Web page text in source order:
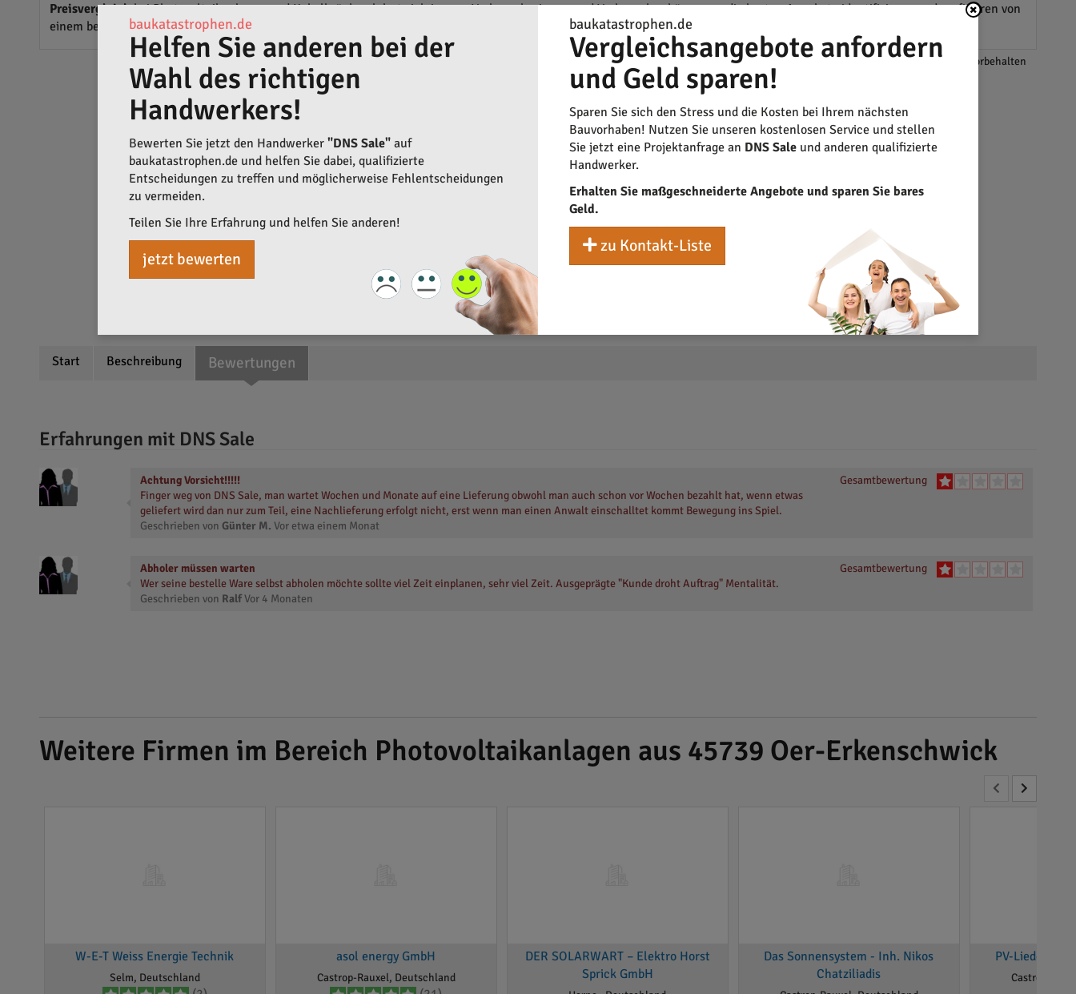
Preisvergleichbei Photovoltaikanlagen und Kabelbrücken lohnt sich immer. Verbraucherinnen und Verbraucher können so die besten Angebote identifizieren und profitieren von
einem besseren Preis-Leistungs-Verhältnis.
*Änderungen und Irrtümer vorbehalten
Start Beschreibung Bewertungen
Erfahrungen mit DNS Sale
Gesamtbewertung
Achtung Vorsicht!!!!!
Finger weg von DNS Sale, man wartet Wochen und Monate auf eine Lieferung obwohl man auch schon vor Wochen bezahlt hat, wenn etwas
geliefert wird dan nur zum Teil, eine Nachlieferung erfolgt nicht, erst wenn man einen Anwalt einschalltet kommt Bewegung ins Spiel.
Geschrieben von Günter M. Vor etwa einem Monat
Gesamtbewertung
Abholer müssen warten
Wer seine bestelle Ware selbst abholen möchte sollte viel Zeit einplanen, sehr viel Zeit. Ausgeprägte "Kunde droht Auftrag" Mentalität.
Geschrieben von RalfVor 4 Monaten
Weitere Firmen im Bereich Photovoltaikanlagen aus 45739 Oer-Erkenschwick
W-E-T Weiss Energie Technik
Selm, Deutschland
asol energy GmbH
Castrop-Rauxel, Deutschland
DER SOLARWART – Elektro Horst
Sprick GmbH
Das Sonnensystem - Inh. Nikos
Chatziliadis
PV-Lieder,
Castrop-
baukatastrophen.de
Helfen Sie anderen bei der
Wahl des richtigen
Handwerkers!
Bewerten Sie jetzt den Handwerker "DNS Sale" auf
baukatastrophen.de und helfen Sie dabei, qualifizierte
Entscheidungen zu treffen und möglicherweise Fehlentscheidungen
zu vermeiden.
Teilen Sie Ihre Erfahrung und helfen Sie anderen!
jetzt bewerten
baukatastrophen.de
Vergleichsangebote anfordern
und Geld sparen!
Sparen Sie sich den Stress und die Kosten bei Ihrem nächsten
Bauvorhaben! Nutzen Sie unseren kostenlosen Service und stellen
Sie jetzt eine Projektanfrage an DNS Sale und anderen qualifizierte
Handwerker.
Erhalten Sie maßgeschneiderte Angebote und sparen Sie bares
Geld.
zu Kontakt-Liste